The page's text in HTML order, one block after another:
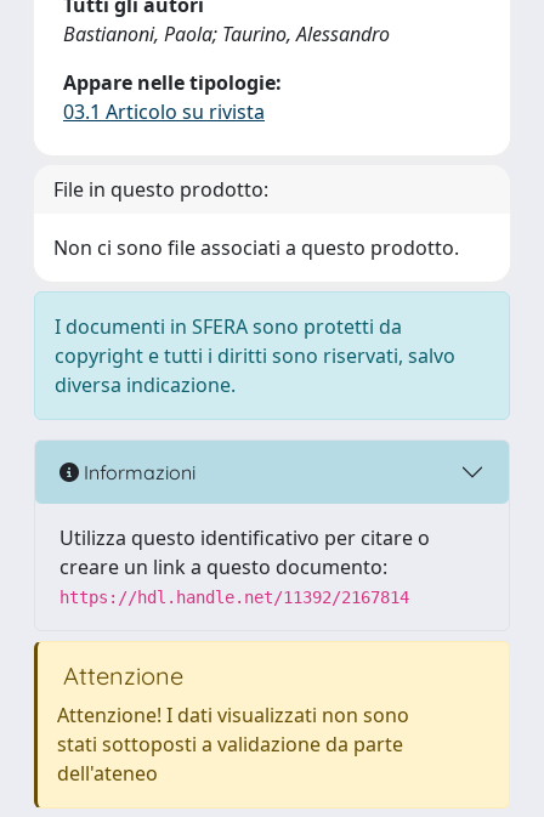
Bastianoni, Paola; Taurino, Alessandro
Appare nelle tipologie:
03.1 Articolo su rivista
File in questo prodotto:
Non ci sono file associati a questo prodotto.
I documenti in SFERA sono protetti da
copyright e tutti i diritti sono riservati, salvo
diversa indicazione.
Informazioni
Utilizza questo identificativo per citare o
creare un link a questo documento:
https://hdl.handle.net/11392/2167814
Attenzione
Attenzione! I dati visualizzati non sono
stati sottoposti a validazione da parte
dell'ateneo